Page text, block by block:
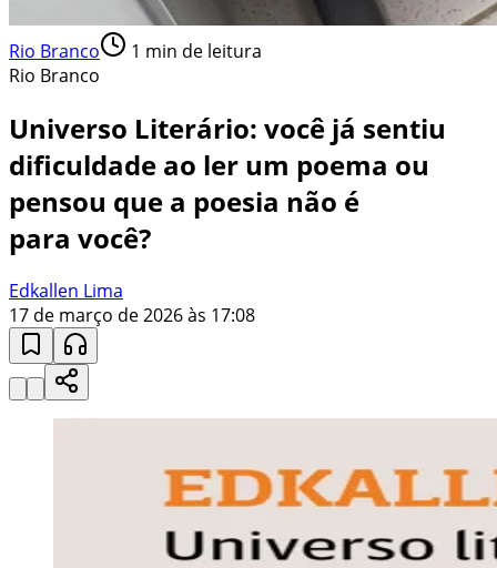
Rio Branco 1 min de leitura
Rio Branco
Universo Literário: você já sentiu
dificuldade ao ler um poema ou
pensou que a poesia não é
para você?
Edkallen Lima
17 de março de 2026 às 17:08